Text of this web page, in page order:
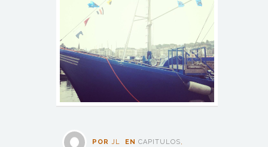
POR JL EN CAPITULOS,